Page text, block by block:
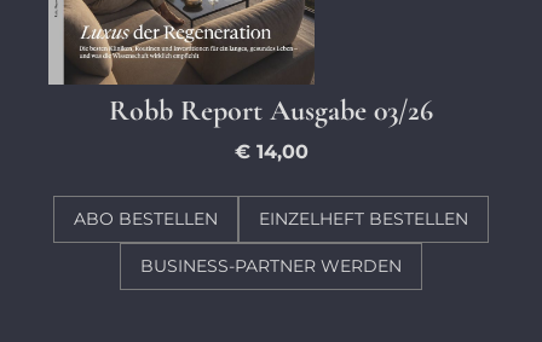
Robb Report Ausgabe 03/26
€ 14,00
ABO BESTELLEN EINZELHEFT BESTELLEN
BUSINESS-PARTNER WERDEN